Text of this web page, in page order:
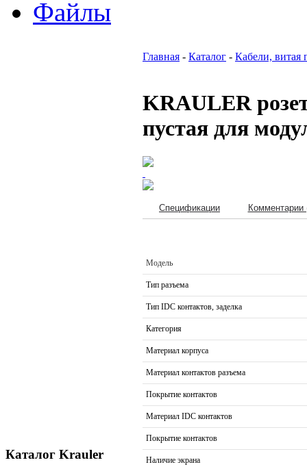
Файлы
Каталог Krauler
Главная - Каталог - Кабели, витая
KRAULER
пустая для
Спецификации Комментарии
Модель
Тип разъема
Тип IDC контактов, заделка
Категория
Материал корпуса
Материал контактов разъема
Покрытие контактов
Материал IDC контактов
Покрытие контактов
Наличие экрана